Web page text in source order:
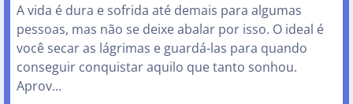
A vida é dura e sofrida até demais para algumas
pessoas, mas não se deixe abalar por isso. O ideal é
você secar as lágrimas e guardá-las para quando
conseguir conquistar aquilo que tanto sonhou.
Aprov…